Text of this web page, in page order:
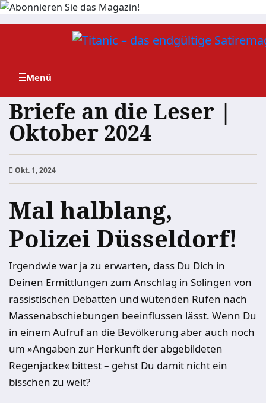
Zum
Briefe an die Leser |
Oktober 2024
Okt. 1, 2024
Mal halblang,
Polizei Düsseldorf!
Irgendwie war ja zu erwarten, dass Du Dich in
Deinen Ermittlungen zum Anschlag in Solingen von
rassistischen Debatten und wütenden Rufen nach
Massenabschiebungen beeinflussen lässt. Wenn Du
in einem Aufruf an die Bevölkerung aber auch noch
um »Angaben zur Herkunft der abgebildeten
Regenjacke« bittest – gehst Du damit nicht ein
bisschen zu weit?